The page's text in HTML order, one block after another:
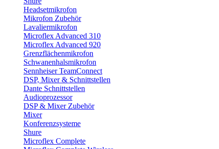
Headsetmikrofon
Mikrofon Zubehör
Lavaliermikrofon
Microflex Advanced 310
Microflex Advanced 920
Grenzflächenmikrofon
Schwanenhalsmikrofon
Sennheiser TeamConnect
DSP, Mixer & Schnittstellen
Dante Schnittstellen
Audioprozessor
DSP & Mixer Zubehör
Mixer
Konferenzsysteme
Shure
Microflex Complete